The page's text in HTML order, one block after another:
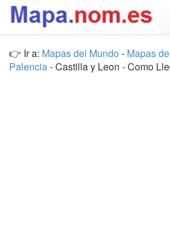
👉 Ir a: Mapas del Mundo - Mapas
Palencia- Castilla y Leon - Como